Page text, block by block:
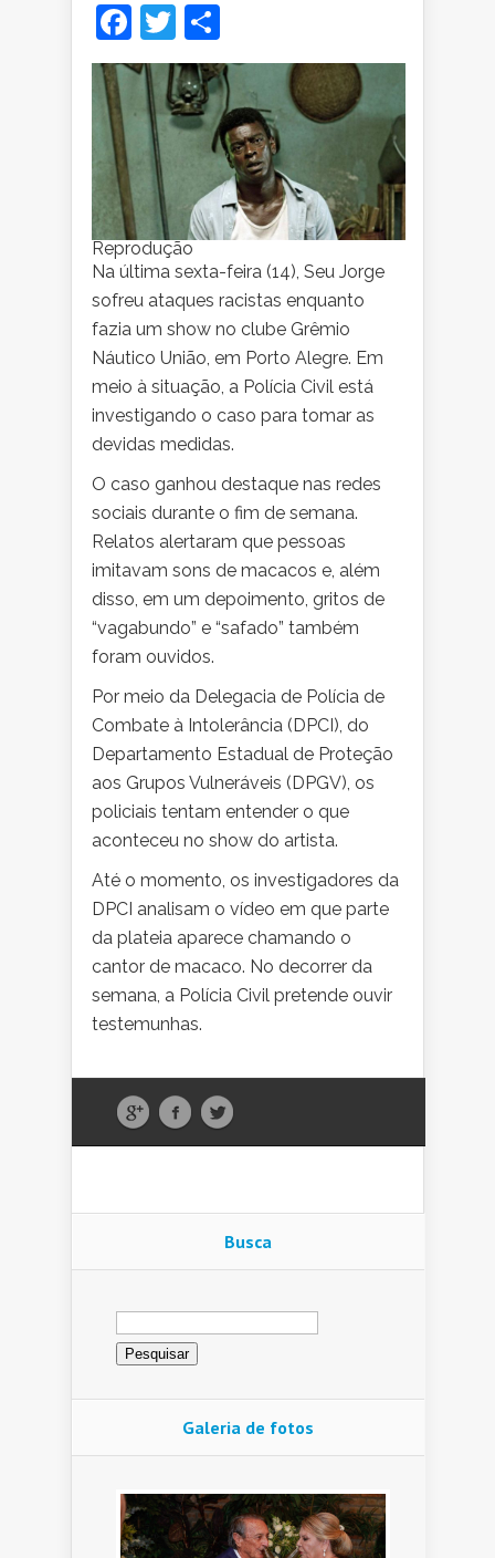
Facebook
Twitter
Reprodução
Na última sexta-feira (14), Seu Jorge
sofreu ataques racistas enquanto
fazia um show no clube Grêmio
Náutico União, em Porto Alegre. Em
meio à situação, a Polícia Civil está
investigando o caso para tomar as
devidas medidas.
O caso ganhou destaque nas redes
sociais durante o fim de semana.
Relatos alertaram que pessoas
imitavam sons de macacos e, além
disso, em um depoimento, gritos de
“vagabundo” e “safado” também
foram ouvidos.
Por meio da Delegacia de Polícia de
Combate à Intolerância (DPCI), do
Departamento Estadual de Proteção
aos Grupos Vulneráveis (DPGV), os
policiais tentam entender o que
aconteceu no show do artista.
Até o momento, os investigadores da
DPCI analisam o vídeo em que parte
da plateia aparece chamando o
cantor de macaco. No decorrer da
semana, a Polícia Civil pretende ouvir
testemunhas.
Busca
Pesquisar
por:
Galeria de fotos